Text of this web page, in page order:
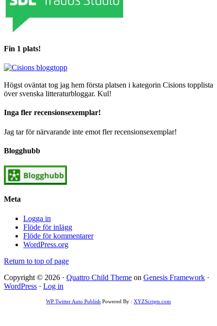
Fin 1 plats!
Högst oväntat tog jag hem första platsen i kategorin Cisions topplista
över svenska litteraturbloggar. Kul!
Inga fler recensionsexemplar!
Jag tar för närvarande inte emot fler recensionsexemplar!
Blogghubb
Meta
Logga in
Flöde för inlägg
Flöde för kommentarer
WordPress.org
Return to top of page
Copyright © 2026 · Quattro Child Theme on Genesis Framework ·
WordPress · Log in
WP Twitter Auto Publish Powered By : XYZScripts.com